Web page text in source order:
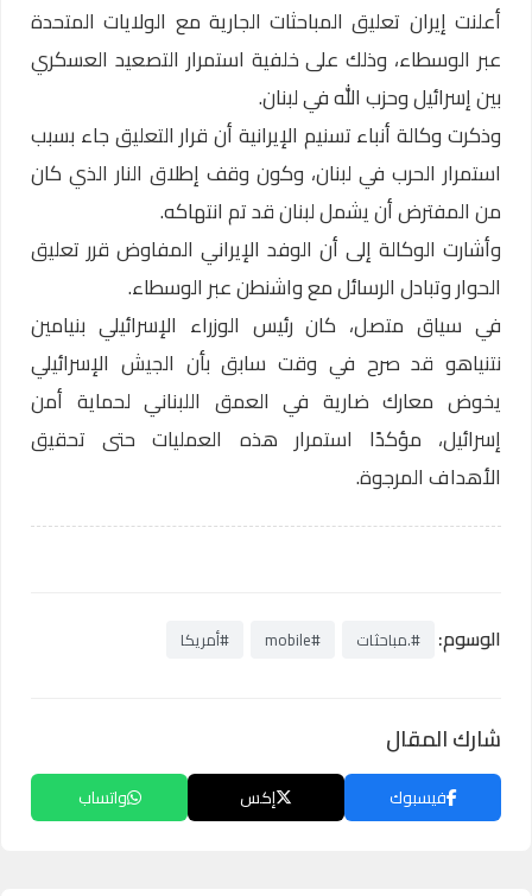
أعلنت إيران تعليق المباحثات الجارية مع الولايات المتحدة
عبر الوسطاء، وذلك على خلفية استمرار التصعيد العسكري
بين إسرائيل وحزب الله في لبنان.
وذكرت وكالة أنباء تسنيم الإيرانية أن قرار التعليق جاء بسبب
استمرار الحرب في لبنان، وكون وقف إطلاق النار الذي كان
من المفترض أن يشمل لبنان قد تم انتهاكه.
وأشارت الوكالة إلى أن الوفد الإيراني المفاوض قرر تعليق
الحوار وتبادل الرسائل مع واشنطن عبر الوسطاء.
في سياق متصل، كان رئيس الوزراء الإسرائيلي بنيامين
نتنياهو قد صرح في وقت سابق بأن الجيش الإسرائيلي
يخوض معارك ضارية في العمق اللبناني لحماية أمن
إسرائيل، مؤكدًا استمرار هذه العمليات حتى تحقيق
الأهداف المرجوة.
الوسوم: #.مباحثات #mobile #أمريكا
شارك المقال
فيسبوك إكس واتساب